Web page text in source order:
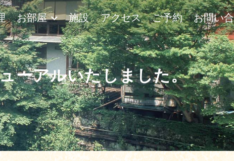
お部屋 施設 アクセス ご予約 お問い
ーアルいたしました。